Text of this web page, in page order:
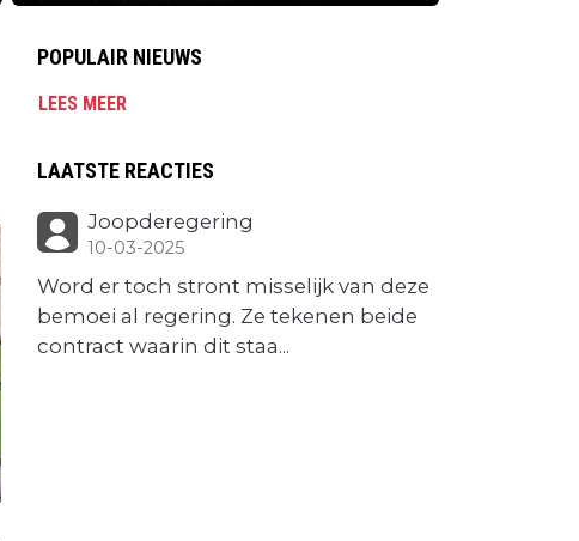
POPULAIR NIEUWS
LEES MEER
LAATSTE REACTIES
Joopderegering
10-03-2025
Word er toch stront misselijk van deze
bemoei al regering. Ze tekenen beide
contract waarin dit staa...